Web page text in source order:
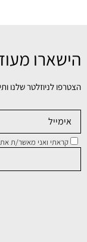
הישארו
הצטרפו לניוזלטר שלנו
קראתי ואני מאשר/ת את